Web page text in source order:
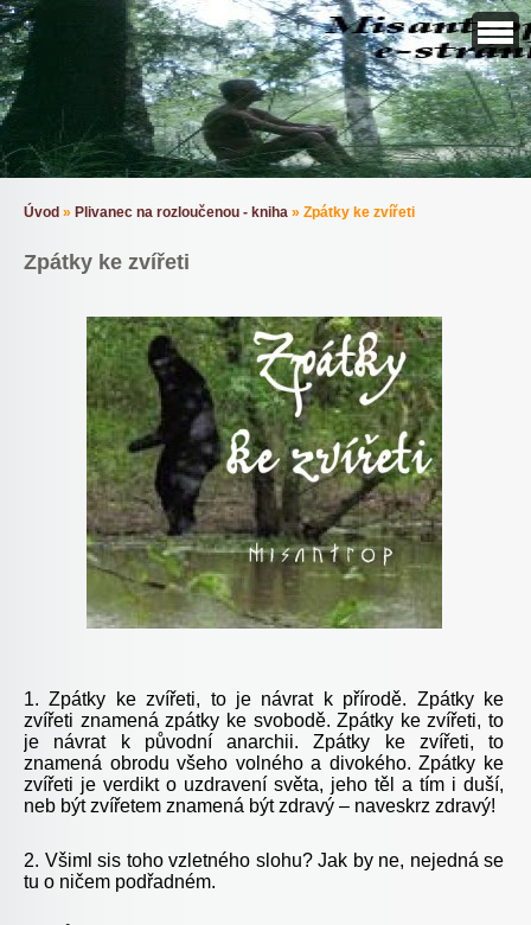
Úvod » Plivanec na rozloučenou - kniha » Zpátky ke zvířeti
Zpátky ke zvířeti
1. Zpátky ke zvířeti, to je návrat k přírodě. Zpátky ke
zvířeti znamená zpátky ke svobodě. Zpátky ke zvířeti, to
je návrat k původní anarchii. Zpátky ke zvířeti, to
znamená obrodu všeho volného a divokého. Zpátky ke
zvířeti je verdikt o uzdravení světa, jeho těl a tím i duší,
neb být zvířetem znamená být zdravý – naveskrz zdravý!
2. Všiml sis toho vzletného slohu? Jak by ne, nejedná se
tu o ničem podřadném.